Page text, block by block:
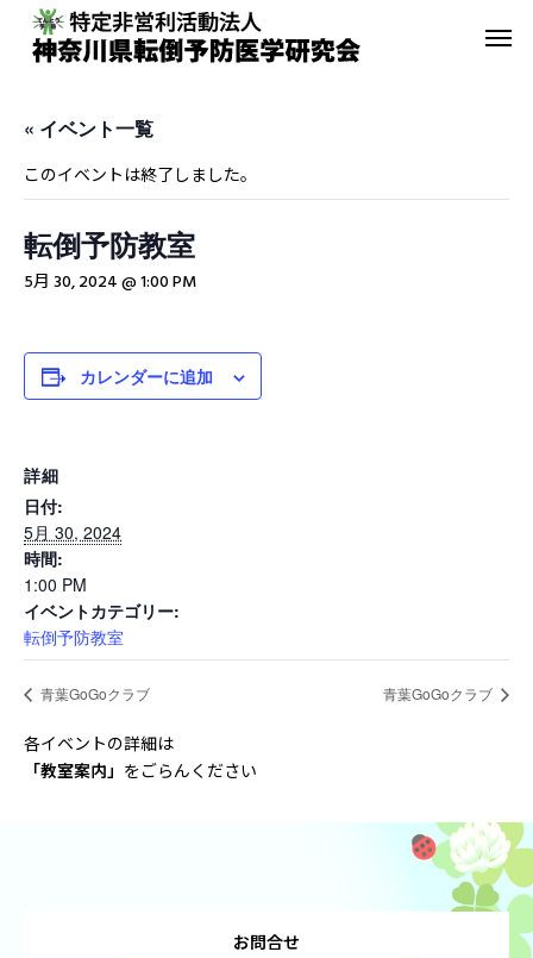
転倒予防教室
« イベント一覧
このイベントは終了しました。
転倒予防教室
5月 30, 2024 @ 1:00 PM
カレンダーに追加
詳細
日付:
5月 30, 2024
時間:
1:00 PM
イベントカテゴリー:
転倒予防教室
青葉GoGoクラブ 青葉GoGoクラブ
各イベントの詳細は
「教室案内」 をごらんください
お問合せ